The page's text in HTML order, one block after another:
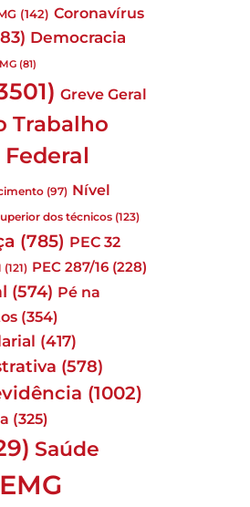
(142) Coronavírus
Democracia
(81)
Greve Geral
Trabalho
(97) Nível
dos técnicos (123)
(785) PEC 32
(121) PEC 287/16 (228)
(574) Pé na
(354)
(417)
(578)
(1002)
(325)
Saúde